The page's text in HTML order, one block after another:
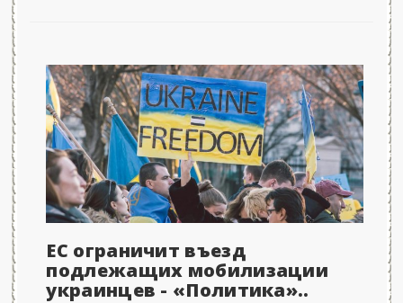
ЕС ограничит въезд
подлежащих мобилизации
украинцев - «Политика»..